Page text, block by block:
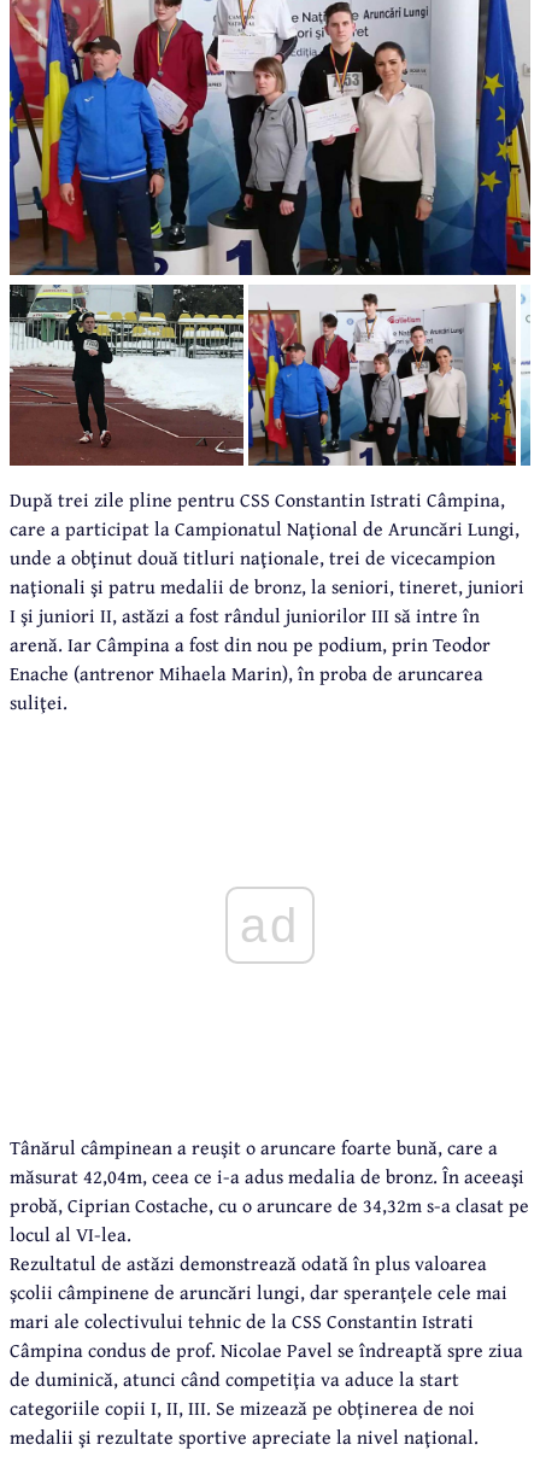
După trei zile pline pentru CSS Constantin Istrati Câmpina,
care a participat la Campionatul Naţional de Aruncări Lungi,
unde a obţinut două titluri naţionale, trei de vicecampion
naţionali şi patru medalii de bronz, la seniori, tineret, juniori
I şi juniori II, astăzi a fost rândul juniorilor III să intre în
arenă. Iar Câmpina a fost din nou pe podium, prin Teodor
Enache (antrenor Mihaela Marin), în proba de aruncarea
suliţei.
ad
Tânărul câmpinean a reuşit o aruncare foarte bună, care a
măsurat 42,04m, ceea ce i-a adus medalia de bronz. În aceeaşi
probă, Ciprian Costache, cu o aruncare de 34,32m s-a clasat pe
locul al VI-lea.
Rezultatul de astăzi demonstrează odată în plus valoarea
şcolii câmpinene de aruncări lungi, dar speranţele cele mai
mari ale colectivului tehnic de la CSS Constantin Istrati
Câmpina condus de prof. Nicolae Pavel se îndreaptă spre ziua
de duminică, atunci când competiţia va aduce la start
categoriile copii I, II, III. Se mizează pe obţinerea de noi
medalii şi rezultate sportive apreciate la nivel naţional.